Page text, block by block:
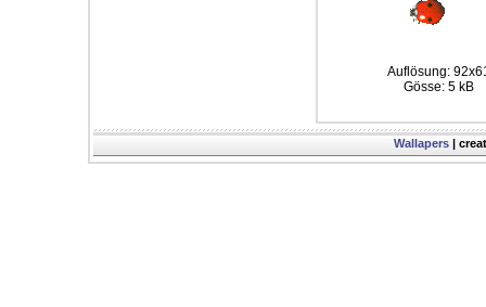
Auflösung:
Gösse: 5 kB
Wallapers |